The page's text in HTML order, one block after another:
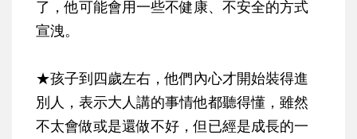
了，他可能會用一些不健康、不安全的方式
宣洩。
★孩子到四歲左右，他們內心才開始裝得進
別人，表示大人講的事情他都聽得懂，雖然
不太會做或是還做不好，但已經是成長的一